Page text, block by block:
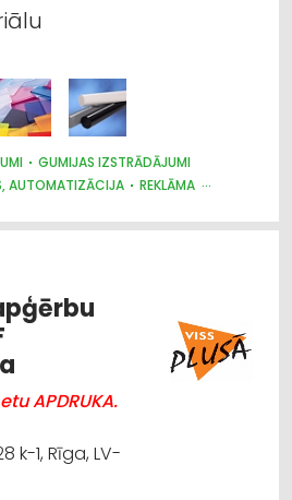
GUMIJAS IZSTRĀDĀJUMI
AUTOMATIZĀCIJA
REKLĀMA
APDRUKA.
k-1, Rīga, LV-